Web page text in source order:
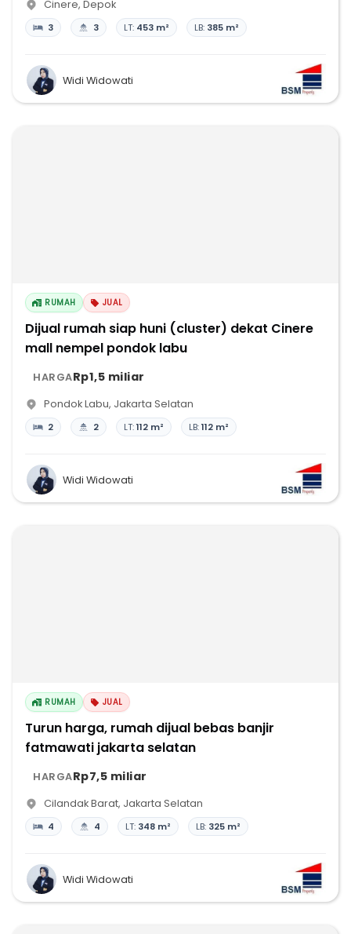
Cinere, Depok
3 3 LT: 453 m² LB: 385 m²
Widi Widowati
RUMAH JUAL
Dijual rumah siap huni (cluster) dekat Cinere
mall nempel pondok labu
HARGARp1,5 miliar
Pondok Labu, Jakarta Selatan
2 2 LT:112 m² LB:112 m²
Widi Widowati
RUMAH JUAL
Turun harga, rumah dijual bebas banjir
fatmawati jakarta selatan
HARGARp7,5 miliar
Cilandak Barat, Jakarta Selatan
4 4 LT: 348 m² LB: 325 m²
Widi Widowati